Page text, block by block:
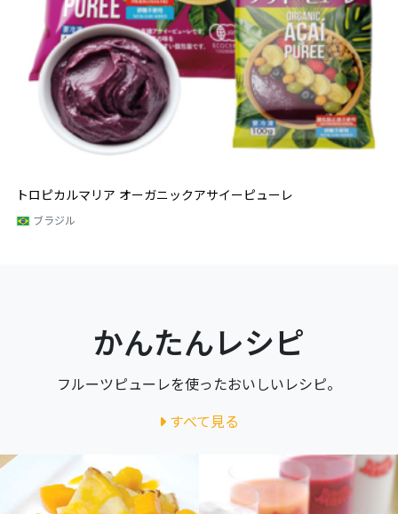
トロピカルマリア オーガニックアサイーピューレ
ブラジル
かんたんレシピ
フルーツピューレを使ったおいしいレシピ。
すべて見る